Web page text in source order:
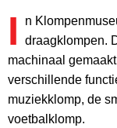
I
n
draagklompen.
machinaal
verschillende
muziekklomp, de
voetbalklomp.